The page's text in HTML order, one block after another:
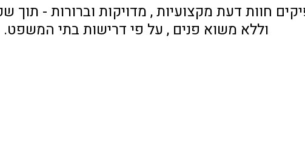
חוות דעת מקצועיות , מדויקות וברורות - תוך
וללא משוא פנים , על פי דרישות בתי המשפט.